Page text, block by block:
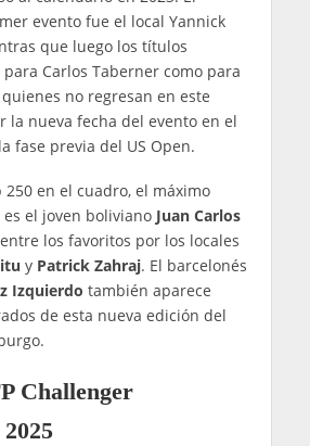
evento fue el local Yannick
que luego los títulos
Carlos Taberner como para
no regresan en este
la nueva fecha del evento en el
fase previa del US Open.
250 en el cuadro, el máximo
el joven boliviano Juan Carlos
los favoritos por los locales
y Patrick Zahraj. El barcelonés
Izquierdo también aparece
de esta nueva edición del
Challenger